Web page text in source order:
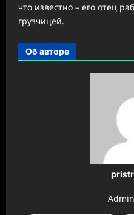
что известно – его отец
грузчицей.
Об авторе